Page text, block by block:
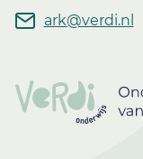
ark@verdi.nl